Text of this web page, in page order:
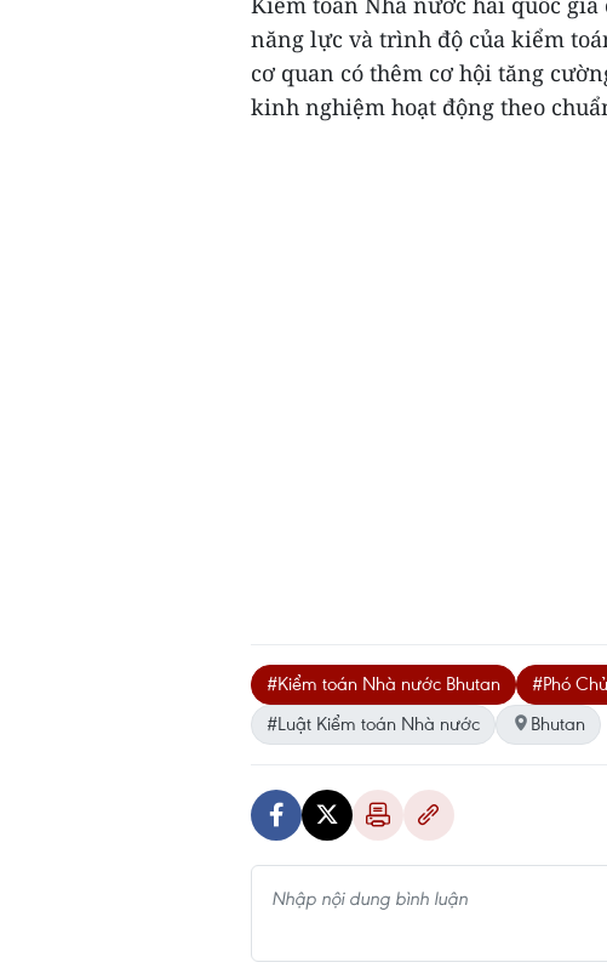
năng lực và trình độ của kiểm
cơ quan có thêm cơ hội tăng
kinh nghiệm hoạt động theo
#Kiểm toán Nhà nước Bhutan #Phó
#Luật Kiểm toán Nhà nước
Bhutan